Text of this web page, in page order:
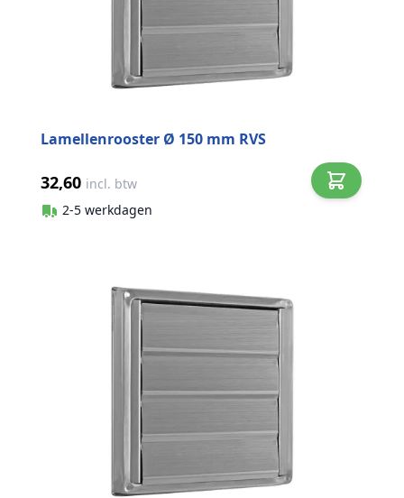
Lamellenrooster Ø 150 mm RVS
32,60 incl. btw
2-5 werkdagen